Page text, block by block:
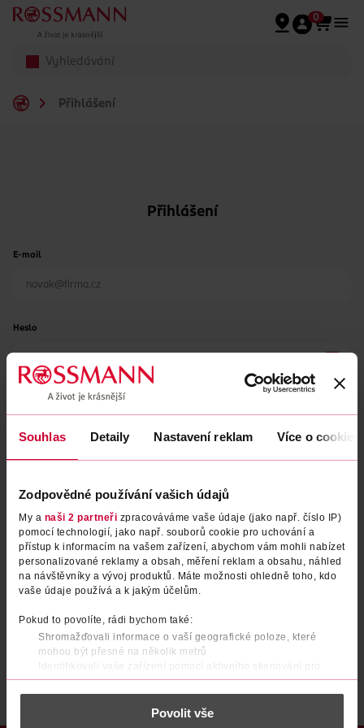
Souhlas Detaily Nastavení reklam Více o cookies
Zodpovědné používání vašich údajů
My a naši 2 partneři zpracováváme vaše údaje (jako např. číslo IP)
pomocí technologií, jako např. souborů cookie pro uchování a
přístup k informacím na vašem zařízení, abychom vám mohli nabízet
personalizované reklamy a obsah, měření reklam a obsahu, náhled
na návštěvníky a vývoj produktů. Máte možnosti ohledně toho, kdo
vaše údaje používá a k jakým účelům.
Pokud to povolíte, rádi bychom také:
Shromažďovali informace o vaší geografické poloze, které
mohou být přesné na několik metrů
Identifikovali vaše zařízení pomocí aktivního skenování pro
konkrétní charakteristiky (otisk prstu)
Zjistěte více o tom, jak zpracováváme vaše osobní údaje, a nastavte
části s podrobnostmi . Svůj souhlas můžete kdykoliv
Povolit vše
Přeskočit na hlavmní obsah
0
Přihlášení
Přihlášení
E-mail
Heslo
Zapomenuté heslo
PŘIHLÁSIT SE
Po registraci se stáváte členem ROSSMANN CLUBu a můžete čerpat výhody naplno. Zjistit více